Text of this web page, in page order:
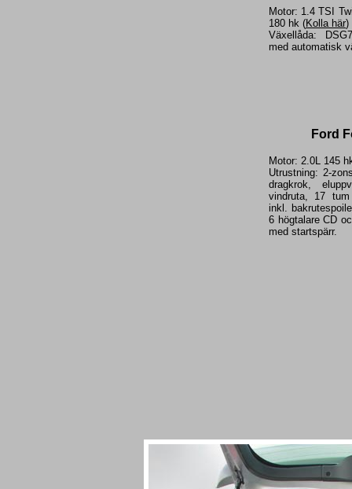
Motor: 1.4 TSI
180 hk (Kolla här)
Växellåda:
med automatisk
Ford
Motor: 2.0L 145
Utrustning: 2-
dragkrok,
vindruta, 17
inkl.
6 högtalare CD
med startspärr.